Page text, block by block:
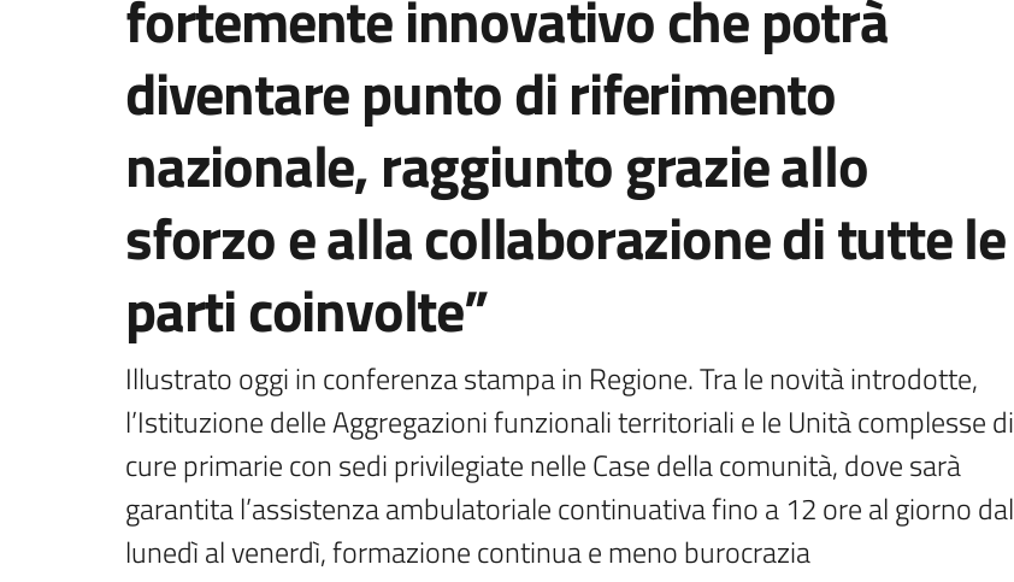
fortemente innovativo che potrà
diventare punto di riferimento
nazionale, raggiunto grazie allo
sforzo e alla collaborazione di tutte le
parti coinvolte”
Illustrato oggi in conferenza stampa in Regione. Tra le novità introdotte,
l’Istituzione delle Aggregazioni funzionali territoriali e le Unità complesse di
cure primarie con sedi privilegiate nelle Case della comunità, dove sarà
garantita l’assistenza ambulatoriale continuativa fino a 12 ore al giorno dal
lunedì al venerdì, formazione continua e meno burocrazia